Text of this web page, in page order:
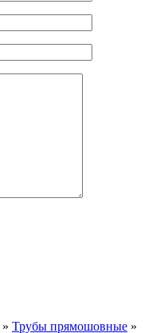
» Трубы прямошовные »